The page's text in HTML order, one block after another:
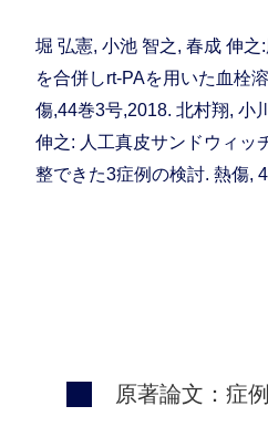
堀 弘憲, 小池 智之, 春成 伸
を合併しrt-PAを用いた血栓
傷,44巻3号,2018. 北村翔, 小
伸之: 人工真皮サンドウィッ
整できた3症例の検討. 熱傷,
原著論文：症